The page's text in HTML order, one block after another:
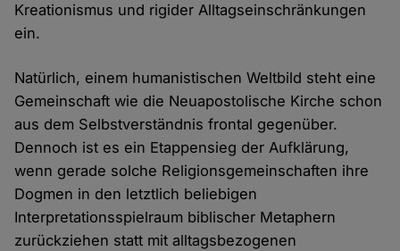
Kreationismus und rigider Alltagseinschränkungen
ein.
Natürlich, einem humanistischen Weltbild steht eine
Gemeinschaft wie die Neuapostolische Kirche schon
aus dem Selbstverständnis frontal gegenüber.
Dennoch ist es ein Etappensieg der Aufklärung,
wenn gerade solche Religionsgemeinschaften ihre
Dogmen in den letztlich beliebigen
Interpretationsspielraum biblischer Metaphern
zurückziehen statt mit alltagsbezogenen